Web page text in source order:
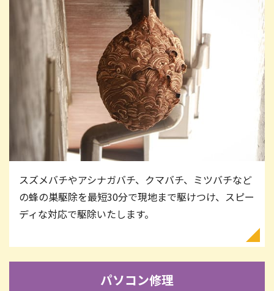
スズメバチやアシナガバチ、クマバチ、ミツバチなど
の蜂の巣駆除を最短30分で現地まで駆けつけ、スピー
ディな対応で駆除いたします。
パソコン修理